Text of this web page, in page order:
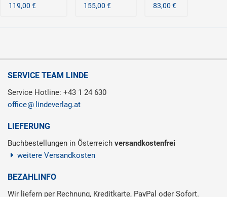
119,00 €
155,00 €
83,00 €
SERVICE TEAM LINDE
Service Hotline: +43 1 24 630
office
lindeverlag.at
LIEFERUNG
Buchbestellungen in Österreich versandkostenfrei
weitere Versandkosten
BEZAHLINFO
Wir liefern per Rechnung, Kreditkarte, PayPal oder Sofort.